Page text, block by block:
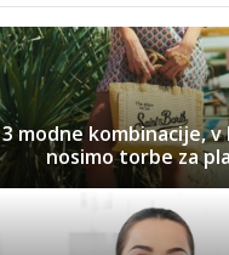
3 modne kombinacije,
nosimo torbe za